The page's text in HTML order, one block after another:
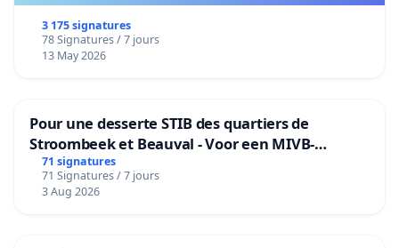
3 175 signatures
78 Signatures / 7 jours
13 May 2026
Pour une desserte STIB des quartiers de
Stroombeek et Beauval - Voor een MIVB-
bediening van de wijken Strombeek en Het
Voor
71 signatures
71 Signatures / 7 jours
3 Aug 2026